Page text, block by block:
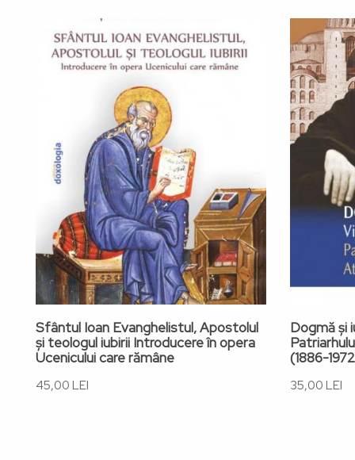
Sfântul Ioan Evanghelistul, Apostolul
și teologul iubirii Introducere în opera
Ucenicului care rămâne
45,00 LEI
Dogmă și
(1886-
35,00 LEI